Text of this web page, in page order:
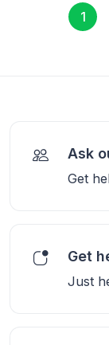
1
Ask
Get
Get
Just